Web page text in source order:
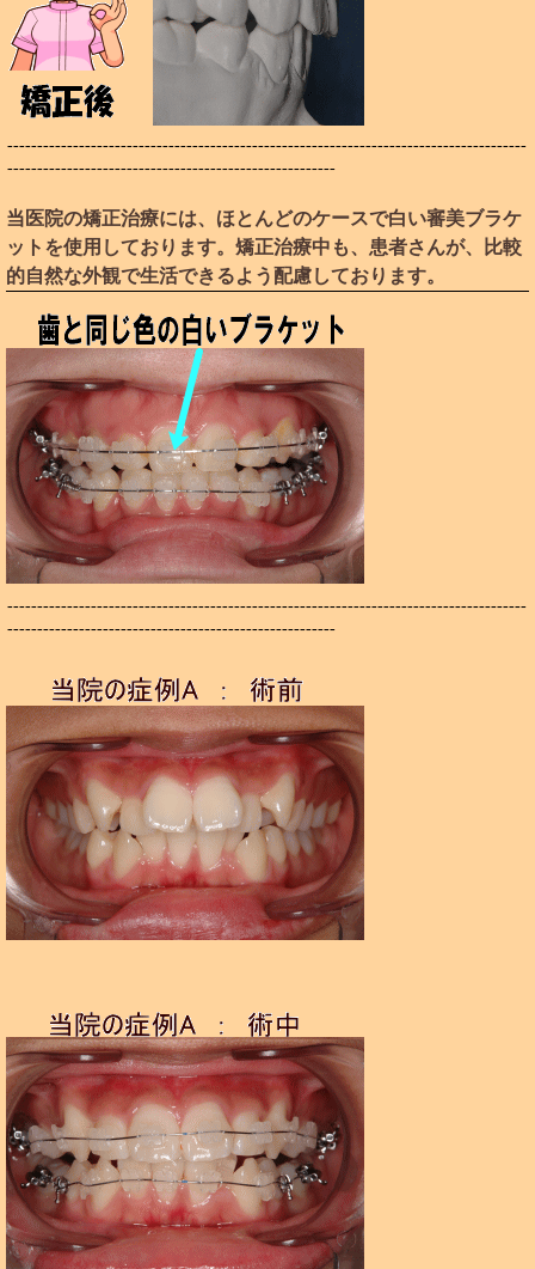
---------------------------------------------------------------------------------------
-------------------------------------------------------
当医院の矯正治療には、ほとんどのケースで白い審美ブラケ
ットを使用しております。矯正治療中も、患者さんが、比較
的自然な外観で生活できるよう配慮しております。
---------------------------------------------------------------------------------------
-------------------------------------------------------